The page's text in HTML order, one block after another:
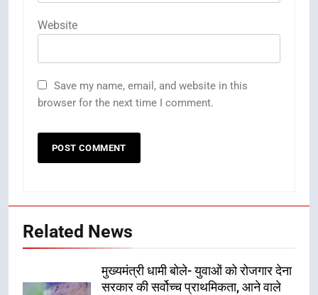
Website
Save my name, email, and website in this
browser for the next time I comment.
Related News
मुख्यमंत्री धामी बोले- युवाओं को रोजगार देना
सरकार की सर्वोच्च प्राथमिकता, आने वाले